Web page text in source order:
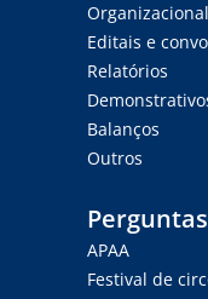
Organizacional
Editais e
Relatórios
Balanços
Outros
APAA
Festival de